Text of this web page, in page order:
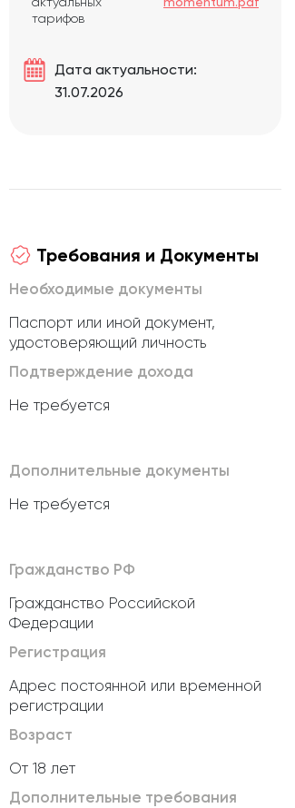
тарифов
Дата актуальности:
31.07.2026
Требования и Документы
Необходимые документы
Паспорт или иной документ,
удостоверяющий личность
Подтверждение дохода
Не требуется
Дополнительные документы
Не требуется
Гражданство РФ
Гражданство Российской
Федерации
Регистрация
Адрес постоянной или временной
регистрации
Возраст
От 18 лет
Дополнительные требования